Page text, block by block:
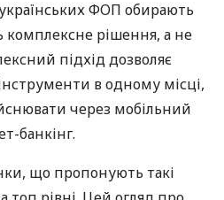
ФОП обирають
комплексне рішення, а не
підхід дозволяє
в одному місці,
через мобільний
банкінг.
що пропонують такі